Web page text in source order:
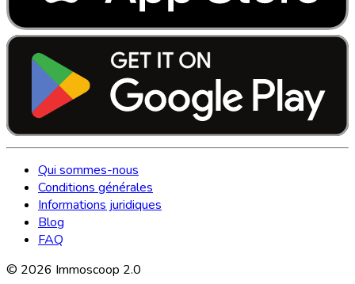
Qui sommes-nous
Conditions générales
Informations juridiques
Blog
FAQ
© 2026 Immoscoop 2.0